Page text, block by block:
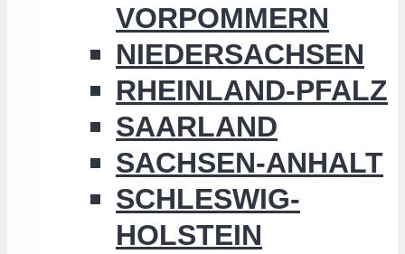
VORPOMMERN
NIEDERSACHSEN
RHEINLAND-PFALZ
SAARLAND
SACHSEN-ANHALT
SCHLESWIG-
HOLSTEIN